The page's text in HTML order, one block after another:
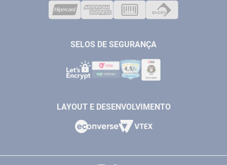
VENDAS ONLINE@ANTFERRAMENTAS.COM.BR
SAC@ANTFERRAMENTAS.COM.BR
SELOS DE SEGURANÇA
LAYOUT E DESENVOLVIMENTO